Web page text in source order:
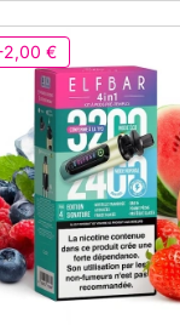
2,00 €